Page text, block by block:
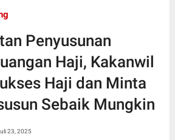
Penyusunan
Haji, Kakanwil
Haji dan Minta
Sebaik Mungkin
23, 2025